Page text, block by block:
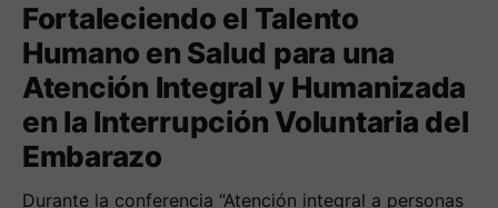
Fortaleciendo el Talento
Humano en Salud para una
Atención Integral y Humanizada
en la Interrupción Voluntaria del
Embarazo
Durante la conferencia “Atención integral a personas